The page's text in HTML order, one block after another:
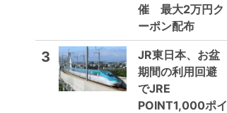
催 最大2万円ク
ーポン配布
3
JR東日本、お盆
期間の利用回避
でJRE
POINT1,000ポイ